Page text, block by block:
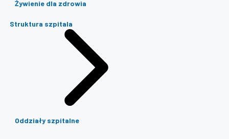
Żywienie dla zdrowia
Struktura szpitala
Oddziały szpitalne